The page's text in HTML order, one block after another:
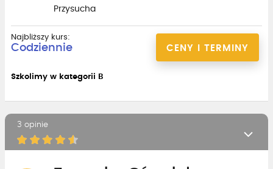
Przysucha
CENY I TERMINY
Najbliższy kurs:
Codziennie
Szkolimy w kategorii B
3 opinie